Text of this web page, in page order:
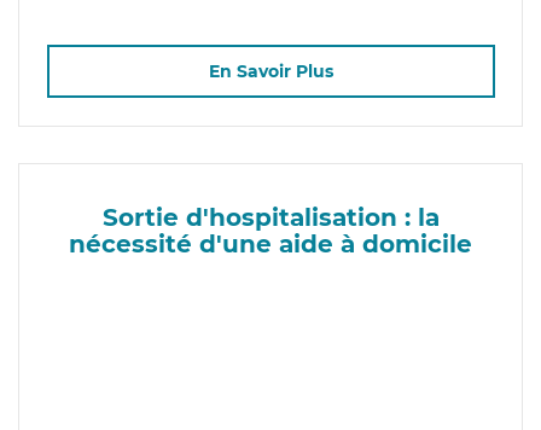
En Savoir Plus
Sortie d'hospitalisation : la
nécessité d'une aide à domicile